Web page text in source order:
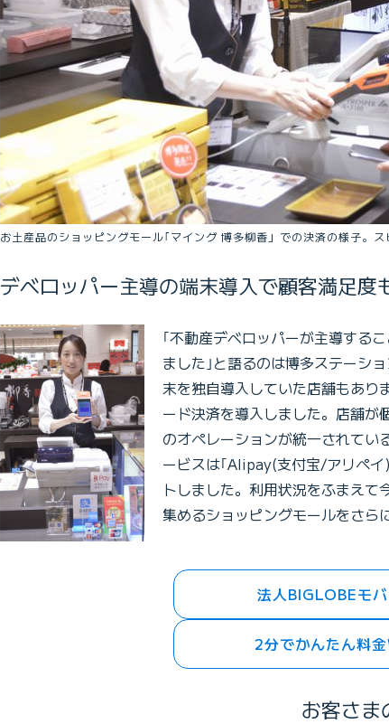
お土産品のショッピングモール｢マイング 博多柳香」での決済の様子。ス
デベロッパー主導の端末導入で顧客満足度
｢不動産デベロッパーが主導する
ました｣と語るのは博多ステーシ
末を独自導入していた店舗もあり
ード決済を導入しました。店舗が
のオペレーションが統一されてい
ービスは｢Alipay(支付宝/アリペ
トしました。利用状況をふまえて
集めるショッピングモールをさら
法人BIGLOBEモ
2分でかんたん料
お客さま